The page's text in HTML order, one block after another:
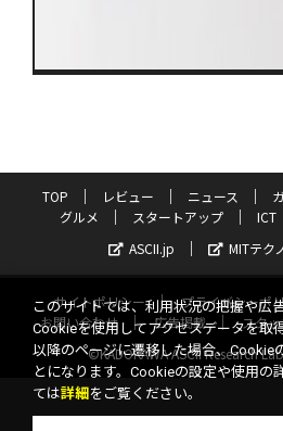
TOP レビュー ニュース
グルメ
スタートアップ ICT
ASCII.jp
MITテク
サイトポリシー プライバシーポ
お問い合わせ
広告掲載 スタ
©KADOKAWA ASCII Research
このサイトでは、利用状況の把握や広
Cookieを使用してアクセスデータを取
以降のページに遷移した場合、Cookie
とになります。Cookieの設定や使用の
ては詳細 をご覧ください。